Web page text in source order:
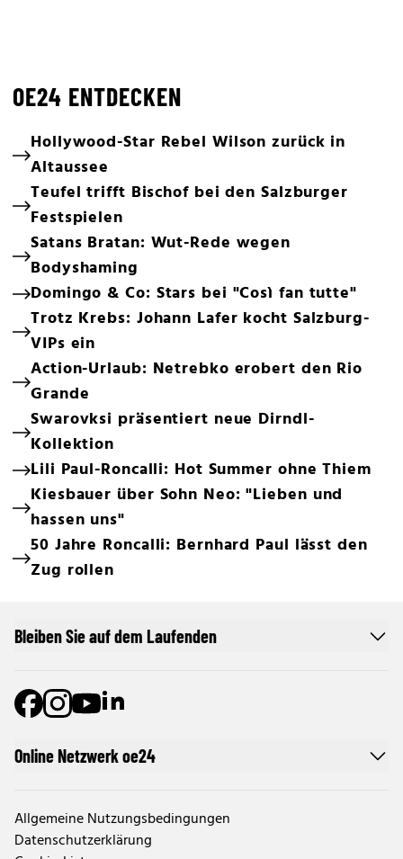
OE24 ENTDECKEN
Hollywood-Star Rebel Wilson zurück in
Altaussee
Teufel trifft Bischof bei den Salzburger
Festspielen
Satans Bratan: Wut-Rede wegen
Bodyshaming
Domingo & Co: Stars bei "Così fan tutte"
Trotz Krebs: Johann Lafer kocht Salzburg-
VIPs ein
Action-Urlaub: Netrebko erobert den Rio
Grande
Swarovksi präsentiert neue Dirndl-
Kollektion
Lili Paul-Roncalli: Hot Summer ohne Thiem
Kiesbauer über Sohn Neo: "Lieben und
hassen uns"
50 Jahre Roncalli: Bernhard Paul lässt den
Zug rollen
Online Netzwerk oe24
Allgemeine Nutzungsbedingungen
Datenschutzerklärung
Bleiben Sie auf dem Laufenden